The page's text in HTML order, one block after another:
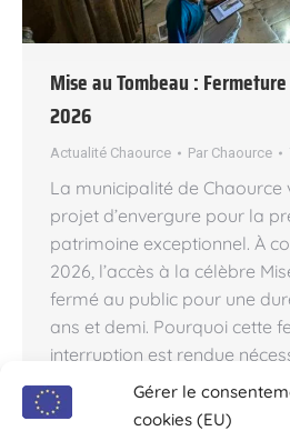
Gérer le
cookies (EU)
Mise au Tombeau :
2026
Actualité Chaource Par Chaource
La municipalité de Chaource
projet d’envergure pour la
patrimoine exceptionnel. À
2026, l’accès à la célèbre
fermé au public pour une
ans et demi. Pourquoi cette
interruption est rendue
d’importants travaux de…